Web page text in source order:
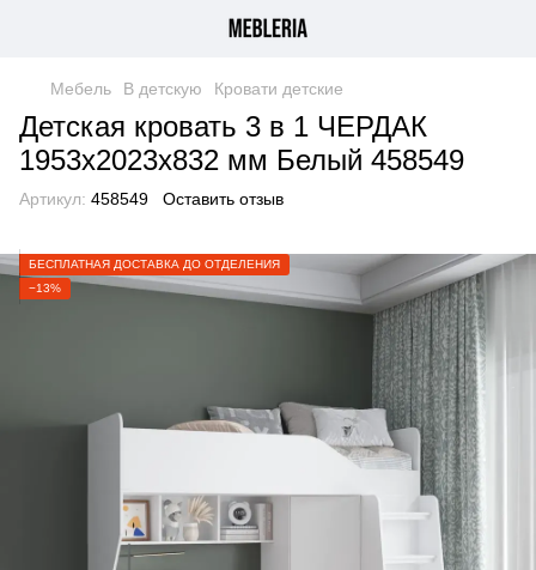
Мебель В детскую Кровати детские
Детская кровать 3 в 1 ЧЕРДАК
1953х2023х832 мм Белый 458549
Артикул: 458549 Оставить отзыв
БЕСПЛАТНАЯ ДОСТАВКА ДО ОТДЕЛЕНИЯ
−13%